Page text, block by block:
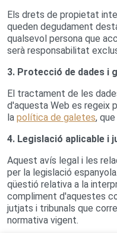
Els drets de propietat
queden degudament
qualsevol persona que
serà responsabilitat
3. Protecció de dades i
El tractament de les
d'aquesta Web es regeix
la política de galetes,
4. Legislació aplicable i
Aquest avís legal i les
per la legislació
qüestió relativa a la
compliment d'aquestes
jutjats i tribunals que
normativa vigent.